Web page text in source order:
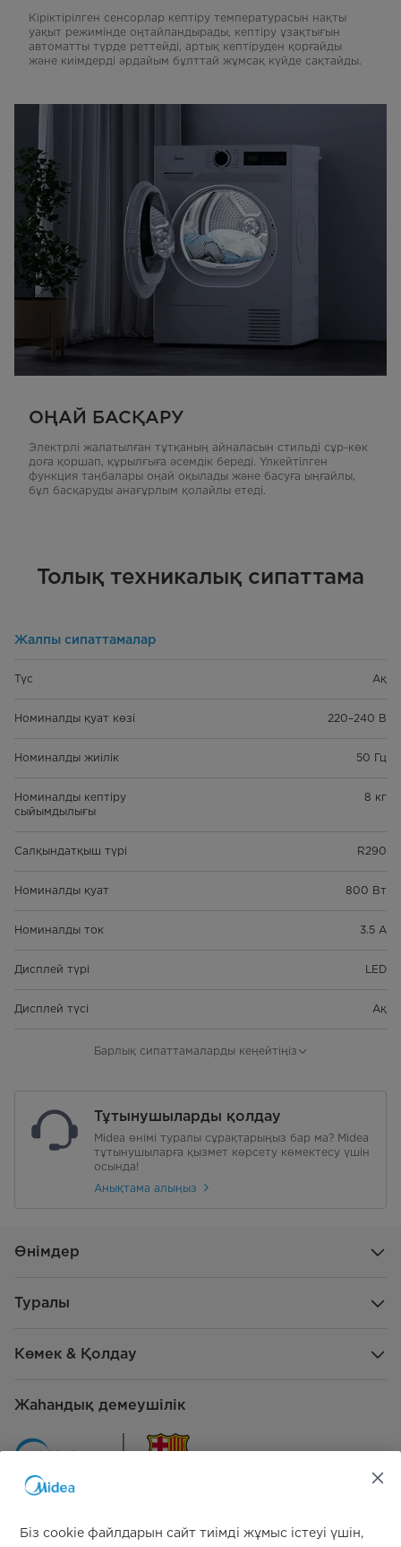
Кіріктірілген сенсорлар кептіру температурасын нақты
уақыт режимінде оңтайландырады, кептіру ұзақтығын
автоматты түрде реттейді, артық кептіруден қорғайды
және киімдерді әрдайым бұлттай жұмсақ күйде сақтайды.
ОҢАЙ БАСҚАРУ
Электрлі жалатылған тұтқаның айналасын стильді сұр-көк
доға қоршап, құрылғыға әсемдік береді. Үлкейтілген
функция таңбалары оңай оқылады және басуға ыңғайлы,
бұл басқаруды анағұрлым қолайлы етеді.
Толық техникалық сипаттама
Жалпы сипаттамалар
Түс Ақ
Номиналды қуат көзі 220–240 В
Номиналды жиілік 50 Гц
Номиналды кептіру
сыйымдылығы
8 кг
Салқындатқыш түрі R290
Номиналды қуат 800 Вт
Номиналды ток 3.5 А
Дисплей түрі LED
Дисплей түсі Ақ
Конденсациялық
Ішкі жарықтандыру
Мөлдір терезелер ЖОҚ
Ақауды көрсету дисплейі
басқару
Барлық сипаттамаларды кеңейтіңіз
Тұтынушыларды қолдау
Midea өнімі туралы сұрақтарыңыз бар ма? Midea
тұтынушыларға қызмет көрсету көмектесу үшін
осында!
Анықтама алыңыз
Өнімдер
Туралы
Көмек & Қолдау
Жаһандық демеушілік
Біз cookie файлдарын сайт тиімді жұмыс істеуі үшін,